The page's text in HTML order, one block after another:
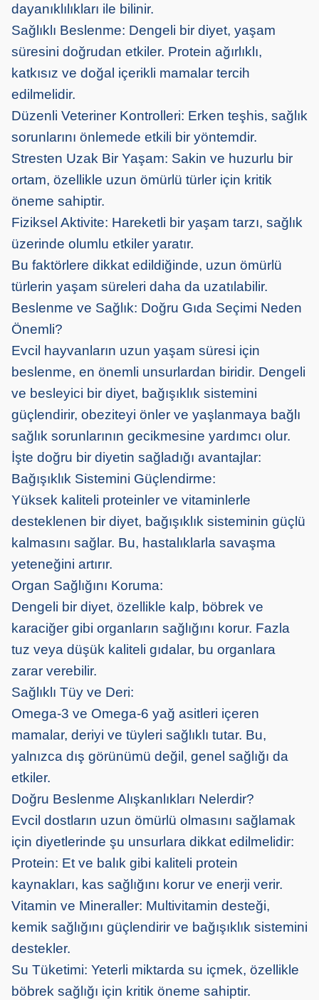
dayanıklılıkları ile bilinir.
Sağlıklı Beslenme: Dengeli bir diyet, yaşam
süresini doğrudan etkiler. Protein ağırlıklı,
katkısız ve doğal içerikli mamalar tercih
edilmelidir.
Düzenli Veteriner Kontrolleri: Erken teşhis, sağlık
sorunlarını önlemede etkili bir yöntemdir.
Stresten Uzak Bir Yaşam: Sakin ve huzurlu bir
ortam, özellikle uzun ömürlü türler için kritik
öneme sahiptir.
Fiziksel Aktivite: Hareketli bir yaşam tarzı, sağlık
üzerinde olumlu etkiler yaratır.
Bu faktörlere dikkat edildiğinde, uzun ömürlü
türlerin yaşam süreleri daha da uzatılabilir.
Beslenme ve Sağlık: Doğru Gıda Seçimi Neden
Önemli?
Evcil hayvanların uzun yaşam süresi için
beslenme, en önemli unsurlardan biridir. Dengeli
ve besleyici bir diyet, bağışıklık sistemini
güçlendirir, obeziteyi önler ve yaşlanmaya bağlı
sağlık sorunlarının gecikmesine yardımcı olur.
İşte doğru bir diyetin sağladığı avantajlar:
Bağışıklık Sistemini Güçlendirme:
Yüksek kaliteli proteinler ve vitaminlerle
desteklenen bir diyet, bağışıklık sisteminin güçlü
kalmasını sağlar. Bu, hastalıklarla savaşma
yeteneğini artırır.
Organ Sağlığını Koruma:
Dengeli bir diyet, özellikle kalp, böbrek ve
karaciğer gibi organların sağlığını korur. Fazla
tuz veya düşük kaliteli gıdalar, bu organlara
zarar verebilir.
Sağlıklı Tüy ve Deri:
Omega-3 ve Omega-6 yağ asitleri içeren
mamalar, deriyi ve tüyleri sağlıklı tutar. Bu,
yalnızca dış görünümü değil, genel sağlığı da
etkiler.
Doğru Beslenme Alışkanlıkları Nelerdir?
Evcil dostların uzun ömürlü olmasını sağlamak
için diyetlerinde şu unsurlara dikkat edilmelidir:
Protein: Et ve balık gibi kaliteli protein
kaynakları, kas sağlığını korur ve enerji verir.
Vitamin ve Mineraller: Multivitamin desteği,
kemik sağlığını güçlendirir ve bağışıklık sistemini
destekler.
Su Tüketimi: Yeterli miktarda su içmek, özellikle
böbrek sağlığı için kritik öneme sahiptir.